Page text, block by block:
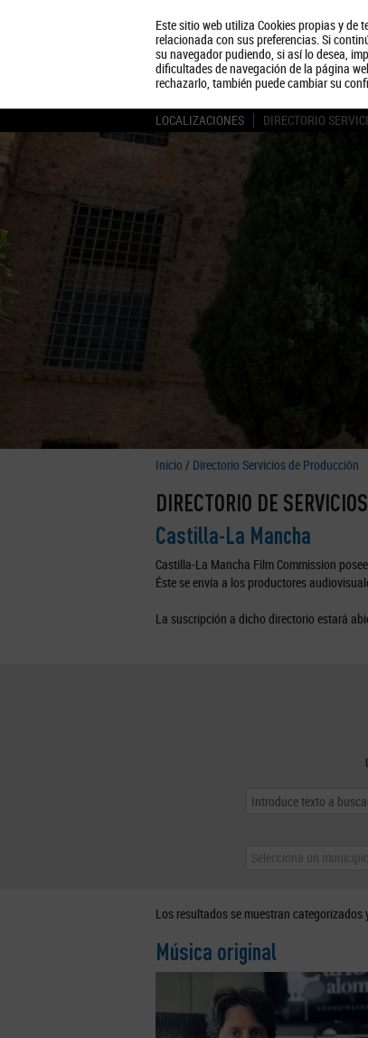
Este sitio web utiliza Cookies propias y
relacionada con sus preferencias. Si
su navegador pudiendo, si así lo desea,
dificultades de navegación de la página
rechazarlo, también puede cambiar su
LOCALIZACIONES DIRECTORIO
Inicio / Directorio Servicios de Producción
DIRECTORIO DE
Castilla-La Mancha
Castilla-La Mancha Film Commission
Éste se envía a los productores
La suscripción a dicho directorio estará
Selecciona un municipio
Los resultados se muestran
Música original